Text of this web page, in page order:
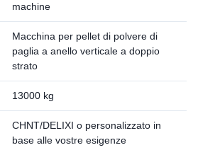
machine
Macchina per pellet di polvere di
paglia a anello verticale a doppio
strato
13000 kg
CHNT/DELIXI o personalizzato in
base alle vostre esigenze